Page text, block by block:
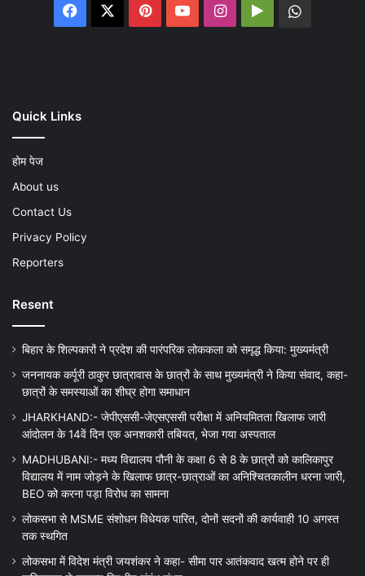
Facebook PinterestYouTubeInstagram
Google
Quick Links
होम पेज
About us
Contact Us
Privacy Policy
Reporters
Resent
बिहार के शिल्पकारों ने प्रदेश की पारंपरिक लोककला को समृद्ध किया: मुख्यमंत्री
जननायक कर्पूरी ठाकुर छात्रावास के छात्रों के साथ मुख्यमंत्री ने किया संवाद, कहा-
छात्रों के समस्याओं का शीघ्र होगा समाधान
JHARKHAND:- जेपीएससी-जेएसएससी परीक्षा में अनियमितता खिलाफ जारी
आंदोलन के 14वें दिन एक अनशकारी तबियत, भेजा गया अस्पताल
MADHUBANI:- मध्य विद्यालय पौनी के कक्षा 6 से 8 के छात्रों को कालिकापुर
विद्यालय में नाम जोड़ने के खिलाफ छात्र-छात्राओं का अनिश्चितकालीन धरना जारी,
BEO को करना पड़ा विरोध का सामना
लोकसभा से MSME संशोधन विधेयक पारित, दोनों सदनों की कार्यवाही 10 अगस्त
तक स्थगित
लोकसभा में विदेश मंत्री जयशंकर ने कहा- सीमा पार आतंकवाद खत्म होने पर ही